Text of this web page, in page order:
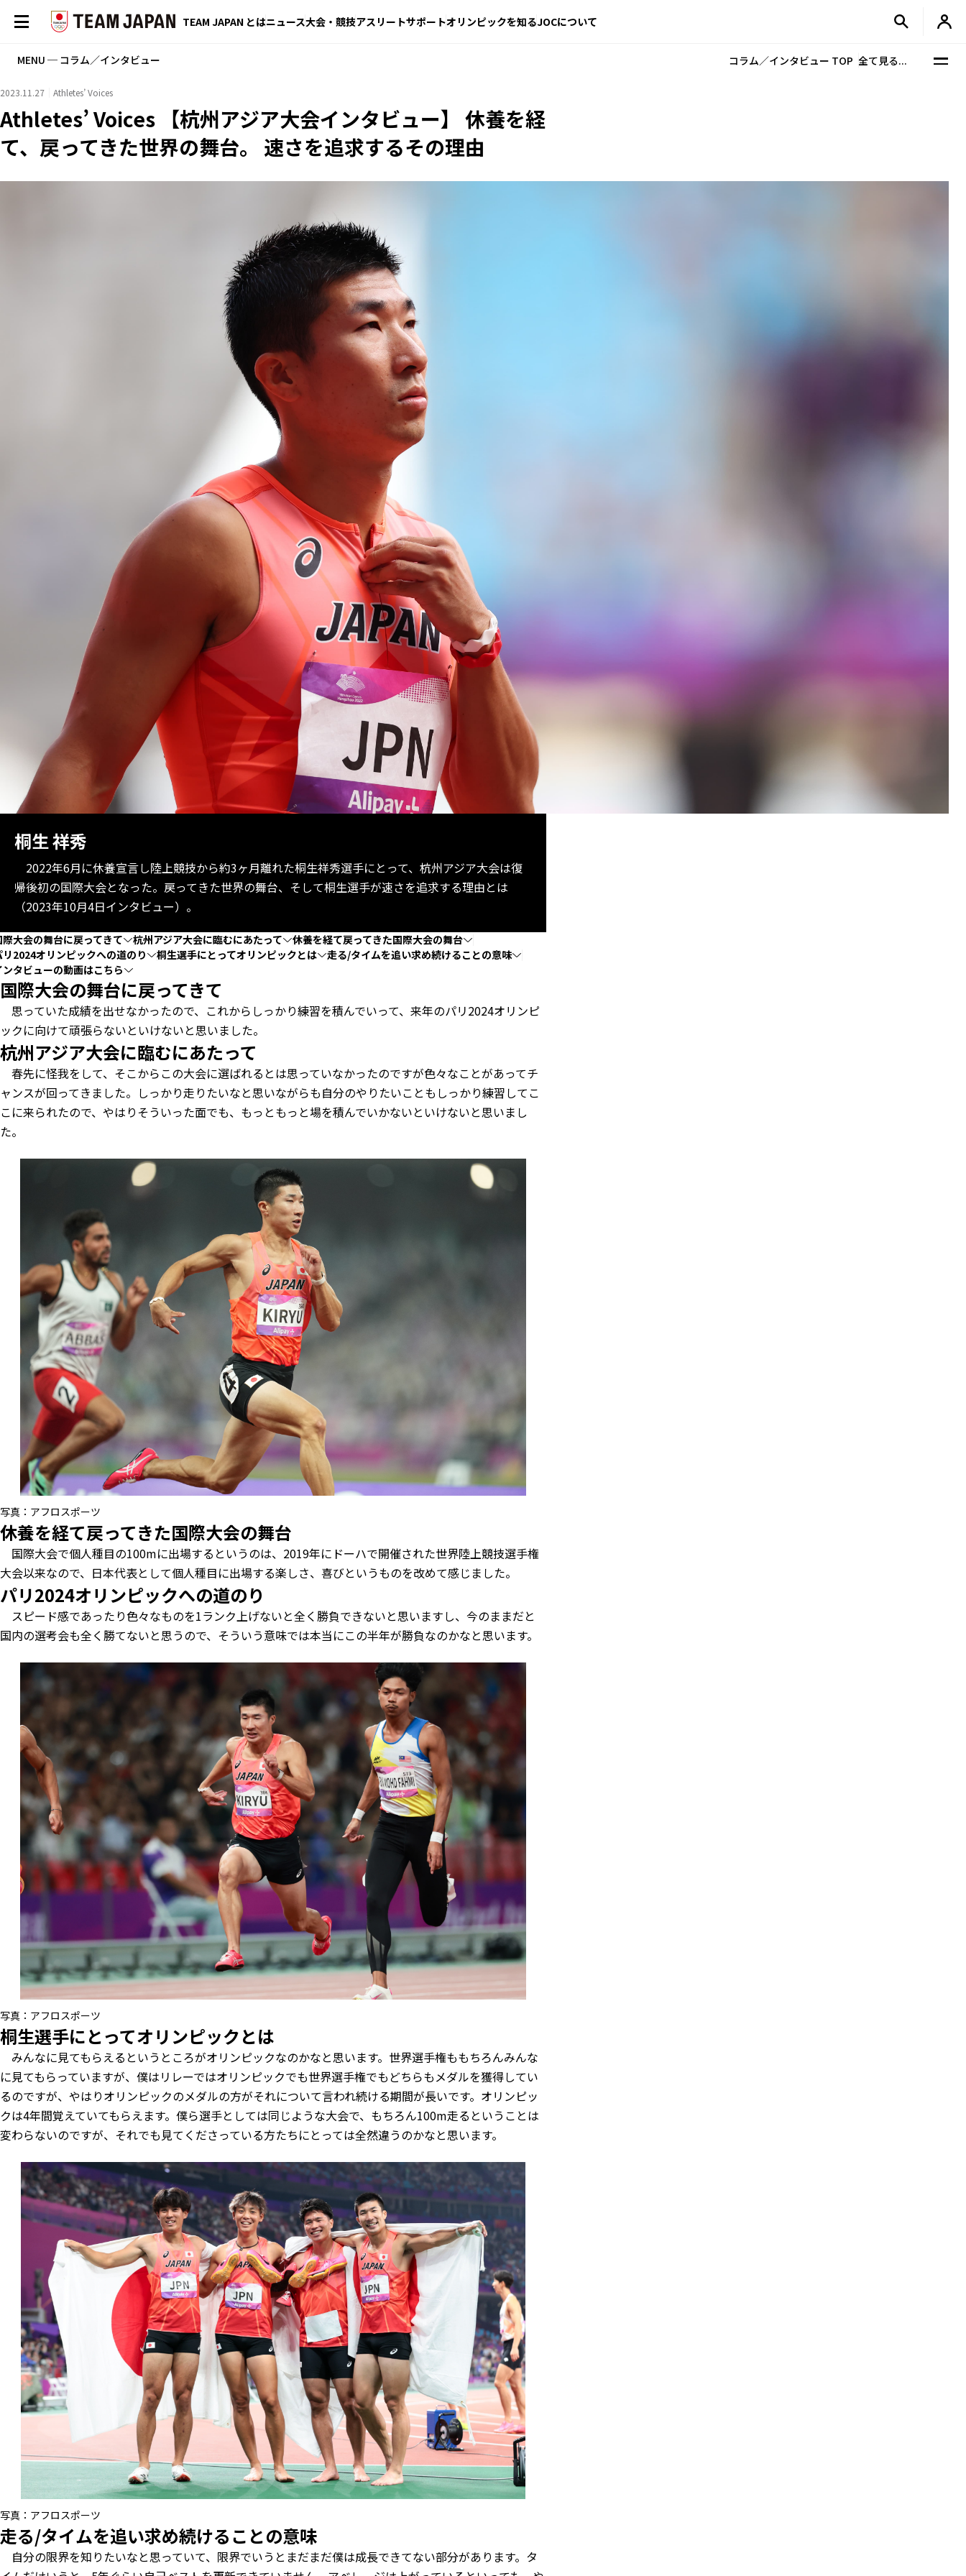
TEAM JAPAN とはニュース大会・競技アスリートサポートオリンピックを知るJOCについて
MENU ─ コラム／インタビュー コラム／インタビュー TOP 全て見る...
2023.11.27 Athletes’ Voices
Athletes’ Voices 【杭州アジア大会インタビュー】 休養を経
て、戻ってきた世界の舞台。 速さを追求するその理由
桐生 祥秀
2022年6月に休養宣言し陸上競技から約3ヶ月離れた桐生祥秀選手にとって、杭州アジア大会は復
帰後初の国際大会となった。戻ってきた世界の舞台、そして桐生選手が速さを追求する理由とは
（2023年10月4日インタビュー）。
際大会の舞台に戻ってきて 杭州アジア大会に臨むにあたって
休養を経て戻ってきた国際大会の舞台
リ2024オリンピックへの道のり
桐生選手にとってオリンピックとは
走る/タイムを追い求め続けることの意味
ンタビューの動画はこちら
国際大会の舞台に戻ってきて
思っていた成績を出せなかったので、これからしっかり練習を積んでいって、来年のパリ2024オリンピ
ックに向けて頑張らないといけないと思いました。
杭州アジア大会に臨むにあたって
春先に怪我をして、そこからこの大会に選ばれるとは思っていなかったのですが色々なことがあってチ
ャンスが回ってきました。しっかり走りたいなと思いながらも自分のやりたいこともしっかり練習してこ
こに来られたので、やはりそういった面でも、もっともっと場を積んでいかないといけないと思いまし
た。
写真：アフロスポーツ
休養を経て戻ってきた国際大会の舞台
国際大会で個人種目の100mに出場するというのは、2019年にドーハで開催された世界陸上競技選手権
大会以来なので、日本代表として個人種目に出場する楽しさ、喜びというものを改めて感じました。
パリ2024オリンピックへの道のり
スピード感であったり色々なものを1ランク上げないと全く勝負できないと思いますし、今のままだと
国内の選考会も全く勝てないと思うので、そういう意味では本当にこの半年が勝負なのかなと思います。
写真：アフロスポーツ
桐生選手にとってオリンピックとは
みんなに見てもらえるというところがオリンピックなのかなと思います。世界選手権ももちろんみんな
に見てもらっていますが、僕はリレーではオリンピックでも世界選手権でもどちらもメダルを獲得してい
るのですが、やはりオリンピックのメダルの方がそれについて言われ続ける期間が長いです。オリンピッ
クは4年間覚えていてもらえます。僕ら選手としては同じような大会で、もちろん100m走るということは
変わらないのですが、それでも見てくださっている方たちにとっては全然違うのかなと思います。
写真：アフロスポーツ
走る/タイムを追い求め続けることの意味
自分の限界を知りたいなと思っていて、限界でいうとまだまだ僕は成長できてない部分があります。タ